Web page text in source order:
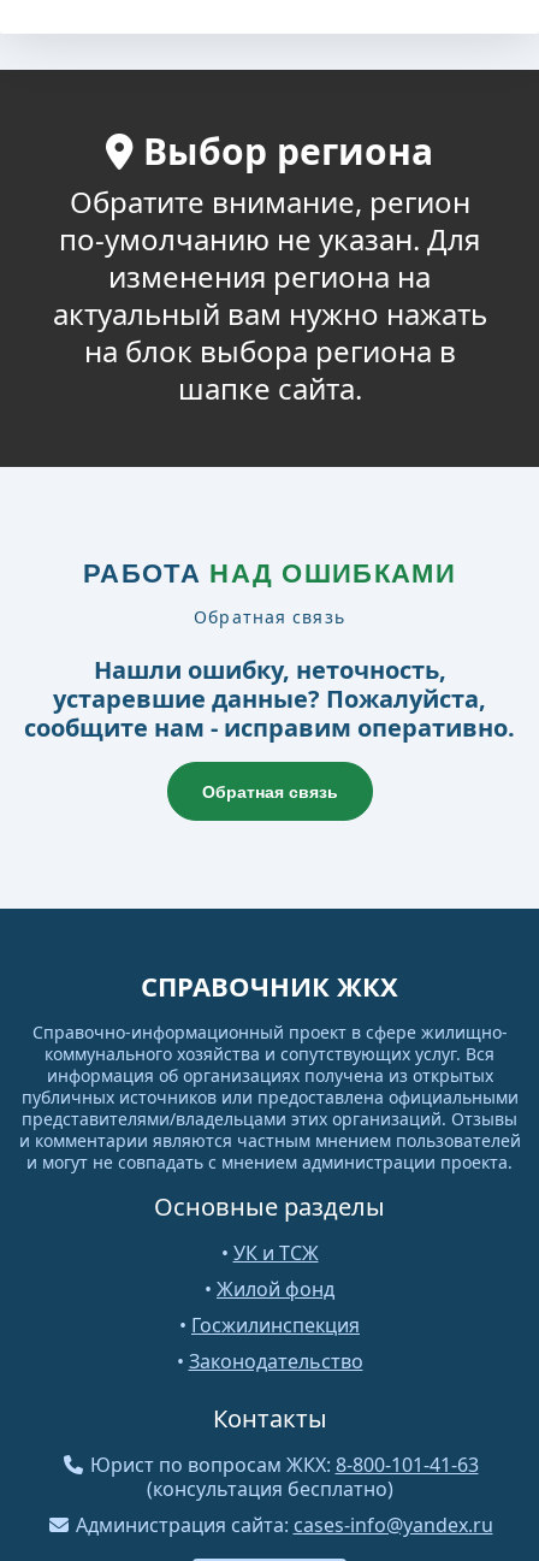
Выбор региона
Обратите внимание, регион
по-умолчанию не указан. Для
изменения региона на
актуальный вам нужно нажать
на блок выбора региона в
шапке сайта.
РАБОТА НАД ОШИБКАМИ
Обратная связь
Нашли ошибку, неточность,
устаревшие данные? Пожалуйста,
сообщите нам - исправим оперативно.
Обратная связь
СПРАВОЧНИК ЖКХ
Справочно-информационный проект в сфере жилищно-
коммунального хозяйства и сопутствующих услуг. Вся
информация об организациях получена из открытых
публичных источников или предоставлена официальными
представителями/владельцами этих организаций. Отзывы
и комментарии являются частным мнением пользователей
и могут не совпадать с мнением администрации проекта.
Основные разделы
• УК и ТСЖ
• Жилой фонд
• Госжилинспекция
• Законодательство
Контакты
Юрист по вопросам ЖКХ: 8-800-101-41-63
(консультация бесплатно)
Администрация сайта: cases-info@yandex.ru